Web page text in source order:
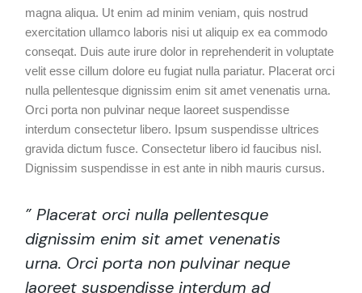
magna aliqua. Ut enim ad minim veniam, quis nostrud
exercitation ullamco laboris nisi ut aliquip ex ea commodo
conseqat. Duis aute irure dolor in reprehenderit in voluptate
velit esse cillum dolore eu fugiat nulla pariatur. Placerat orci
nulla pellentesque dignissim enim sit amet venenatis urna.
Orci porta non pulvinar neque laoreet suspendisse
interdum consectetur libero. Ipsum suspendisse ultrices
gravida dictum fusce. Consectetur libero id faucibus nisl.
Dignissim suspendisse in est ante in nibh mauris cursus.
” Placerat orci nulla pellentesque
dignissim enim sit amet venenatis
urna. Orci porta non pulvinar neque
laoreet suspendisse interdum ad